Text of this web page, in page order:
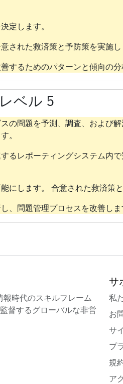
定します。
された救済策と予防策を実施し
するためのパターンと傾向の分
レベル 5
の問題を予測、調査、および
。
るレポーティングシステム内
にします。 合意された救済策
、問題管理プロセスを改善しま
時代のスキルフレーム
督するグローバルな非営
サ
私
お
サ
プ
規
ア